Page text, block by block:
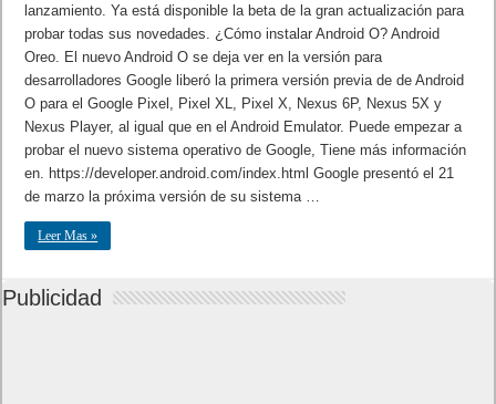
lanzamiento. Ya está disponible la beta de la gran actualización para
probar todas sus novedades. ¿Cómo instalar Android O? Android
Oreo. El nuevo Android O se deja ver en la versión para
desarrolladores Google liberó la primera versión previa de de Android
O para el Google Pixel, Pixel XL, Pixel X, Nexus 6P, Nexus 5X y
Nexus Player, al igual que en el Android Emulator. Puede empezar a
probar el nuevo sistema operativo de Google, Tiene más información
en. https://developer.android.com/index.html Google presentó el 21
de marzo la próxima versión de su sistema …
Leer Mas »
Publicidad